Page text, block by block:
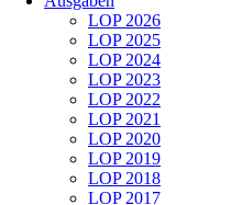
LOP 2026
LOP 2025
LOP 2024
LOP 2023
LOP 2022
LOP 2021
LOP 2020
LOP 2019
LOP 2018
LOP 2017